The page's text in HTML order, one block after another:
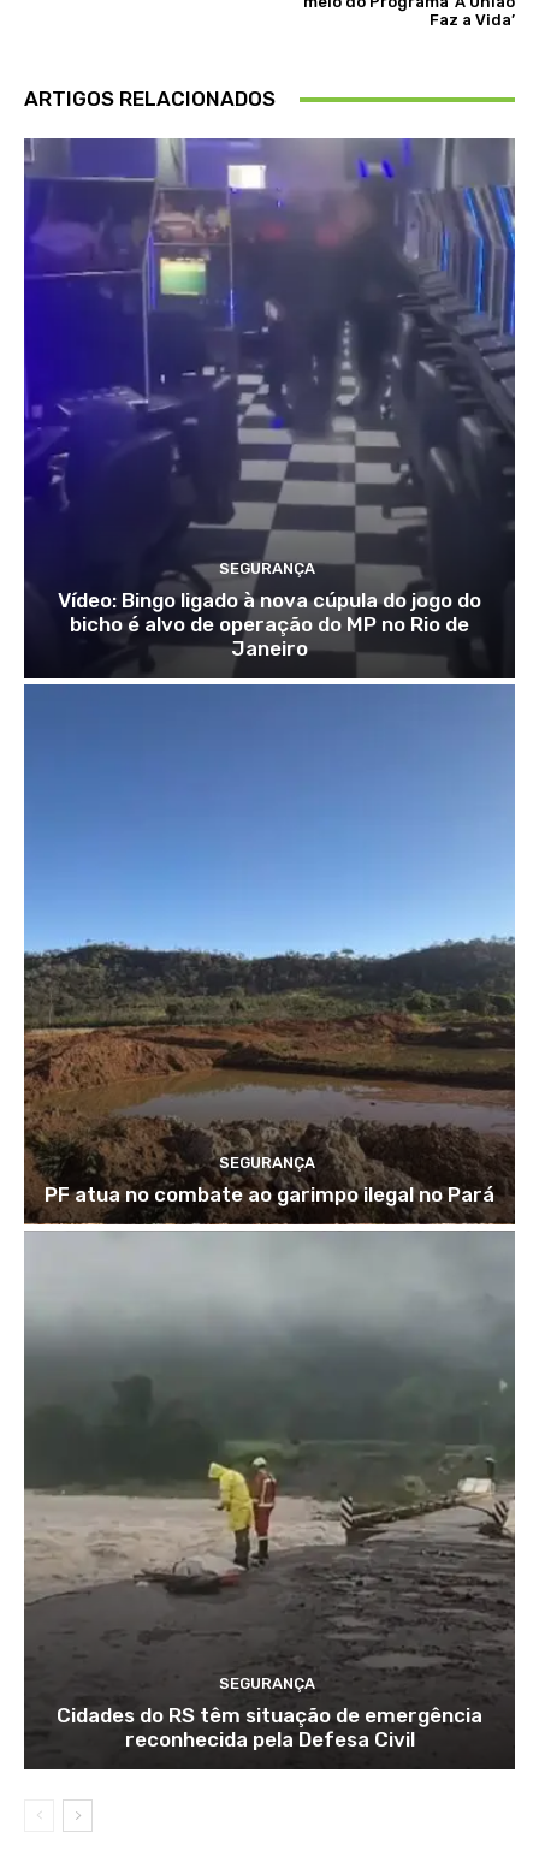
Faz a Vida’
ARTIGOS RELACIONADOS
SEGURANÇA
Vídeo: Bingo ligado à nova cúpula do jogo do
bicho é alvo de operação do MP no Rio de
Janeiro
SEGURANÇA
PF atua no combate ao garimpo ilegal no Pará
SEGURANÇA
Cidades do RS têm situação de emergência
reconhecida pela Defesa Civil